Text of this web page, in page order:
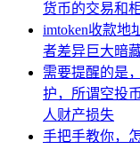
货币的交易和
imtoken收款地
者差异巨大暗
需要提醒的是
护，所谓空投
人财产损失
手把手教你，